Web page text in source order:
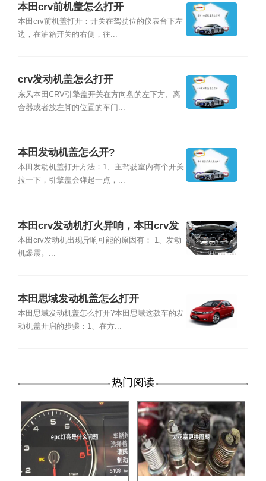
本田crv前机盖怎么打开
本田crv前机盖打开：开关在驾驶位的仪表台下左
边，在油箱开关的右侧，往...
crv发动机盖怎么打开
东风本田CRV引擎盖开关在方向盘的左下方、离
合器或者放左脚的位置的车门...
本田发动机盖怎么开?
本田发动机盖打开方法：1、主驾驶室内有个开关
拉一下，引擎盖会弹起一点，...
本田crv发动机打火异响，本田crv发
动机异响原因
本田crv发动机出现异响可能的原因有： 1、发动
机爆震。...
本田思域发动机盖怎么打开
本田思域发动机盖怎么打开?本田思域这款车的发
动机盖开启的步骤：1、在方...
热门阅读